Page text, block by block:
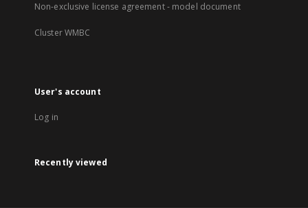
Non-exclusive license agreement - model document
Cluster WMBC
User's account
Log in
Recently viewed